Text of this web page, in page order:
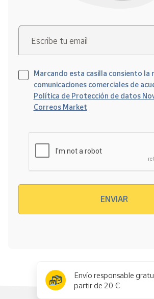
Escribe tu email
Marcando esta casilla consiento la
comunicaciones comerciales de
Política de Protección de datos
Correos Market
ENVIAR
Envío responsable
partir de 20 €